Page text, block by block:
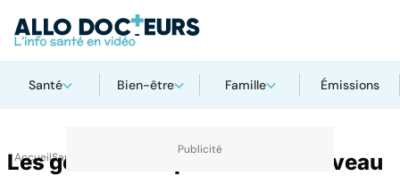
Santé Bien-être Famille Émissions
AccueilSanté
Les gels au kétoprofène de nouveau